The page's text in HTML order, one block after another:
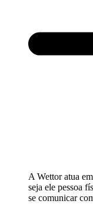
A Wettor atua
seja ele pessoa
se comunicar